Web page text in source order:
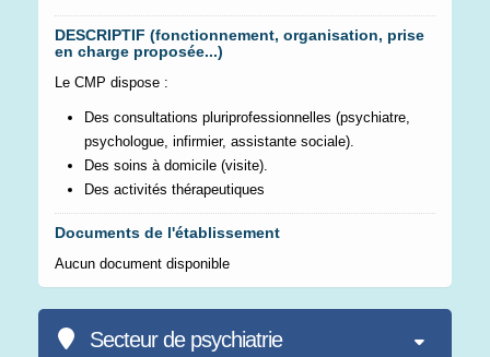
DESCRIPTIF (fonctionnement, organisation, prise
en charge proposée...)
Le CMP dispose :
Des consultations pluriprofessionnelles (psychiatre,
psychologue, infirmier, assistante sociale).
Des soins à domicile (visite).
Des activités thérapeutiques
Documents de l'établissement
Aucun document disponible
Secteur de psychiatrie